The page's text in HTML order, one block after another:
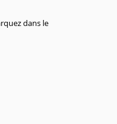
dans le